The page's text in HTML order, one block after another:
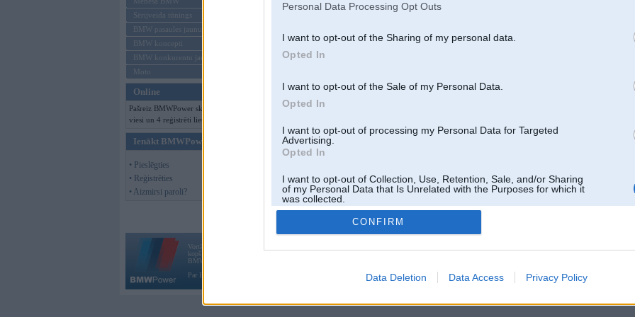
Personal Data Processing Opt Outs
I want to opt-out of the Sharing of my personal data.
Opted In
I want to opt-out of the Sale of my Personal Data.
Opted In
I want to opt-out of processing my Personal Data for Targeted
Advertising.
Opted In
I want to opt-out of Collection, Use, Retention, Sale, and/or Sharing
of my Personal Data that Is Unrelated with the Purposes for which it
was collected.
Opted Out
CONFIRM
Data Deletion Data Access Privacy Policy
Sērijveida tūnings
BMW pasaules jaunumi
BMW koncepti
BMW konkurentu jaunumi
Moto
Online
Pašreiz BMWPower skatās 169
viesi un 4 reģistrēti lietotāji.
Ienākt BMWPower
• Pieslēgties
• Reģistrēties
• Aizmirsi paroli?
Vortāls BMWPower.lv darbojas
kopš 2002. gada 14. maija. Tas nav auto klubs un nav saistīts ar
BMW AG.
Par BMWPower